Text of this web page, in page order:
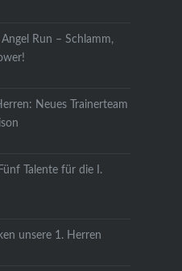
Run – Schlamm,
Neues Trainerteam
Talente für die I.
unsere 1. Herren